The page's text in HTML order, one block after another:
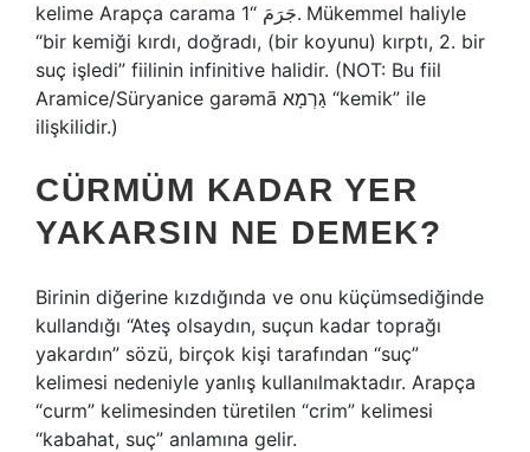
kelime Arapça carama جَرَمَ “1. Mükemmel haliyle
“bir kemiği kırdı, doğradı, (bir koyunu) kırptı, 2. bir
suç işledi” fiilinin infinitive halidir. (NOT: Bu fiil
Aramice/Süryanice garəmā גַרְמָא “kemik” ile
ilişkilidir.)
CÜRMÜM KADAR YER
YAKARSIN NE DEMEK?
Birinin diğerine kızdığında ve onu küçümsediğinde
kullandığı “Ateş olsaydın, suçun kadar toprağı
yakardın” sözü, birçok kişi tarafından “suç”
kelimesi nedeniyle yanlış kullanılmaktadır. Arapça
“curm” kelimesinden türetilen “crim” kelimesi
“kabahat, suç” anlamına gelir.